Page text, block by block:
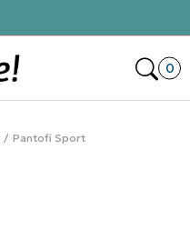
0
Pantofi Sport